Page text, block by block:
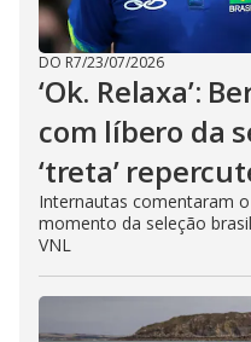
DO R7/23/07/2026
‘Ok. Relaxa’:
com líbero da
‘treta’
Internautas comentaram
momento da seleção
VNL